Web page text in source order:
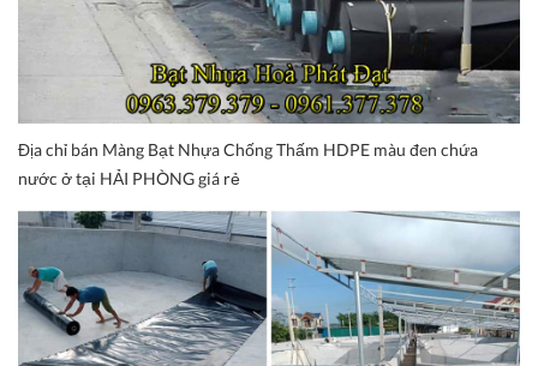
Địa chỉ bán Màng Bạt Nhựa Chống Thấm HDPE màu đen chứa
nước ở tại HẢI PHÒNG giá rẻ